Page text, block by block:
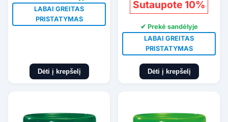
LABAI GREITAS
PRISTATYMAS
Dėti į krepšelį
Sutaupote 10%
✔ Prekė sandėlyje
LABAI GREITAS
PRISTATYMAS
Dėti į krepšelį